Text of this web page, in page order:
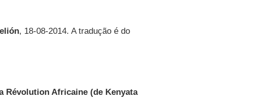
, 18-08-2014. A tradução é do
Révolution Africaine (de Kenyata